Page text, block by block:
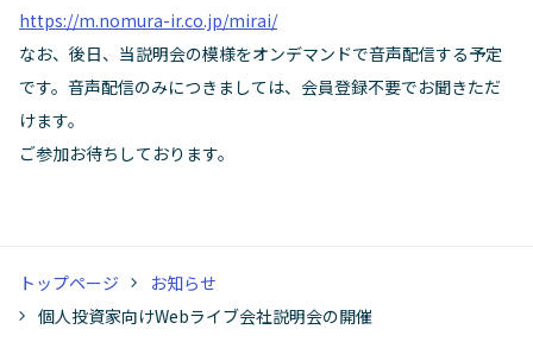
https://m.nomura-ir.co.jp/mirai/
なお、後日、当説明会の模様をオンデマンドで音声配信する予定
です。音声配信のみにつきましては、会員登録不要でお聞きただ
けます。
ご参加お待ちしております。
トップページ
お知らせ
個人投資家向けWebライブ会社説明会の開催